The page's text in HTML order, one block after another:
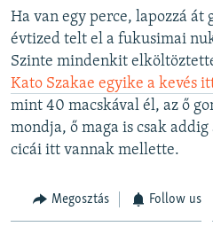
Ha van egy perce, lapozzá át
évtized telt el a fukusimai
Szinte mindenkit
Kato Szakae egyike a kevés
mint 40 macskával él, az ő
mondja, ő maga is csak
cicái itt vannak mellette.
Megosztás Follow us